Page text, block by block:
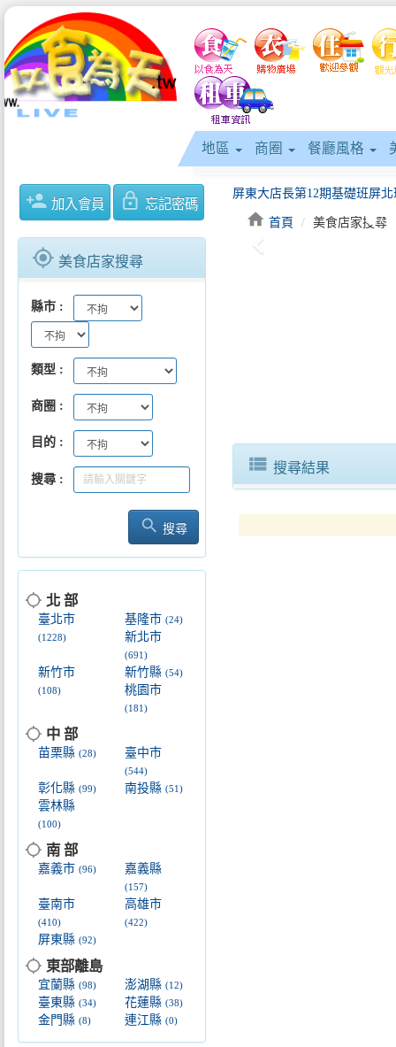
地區 商圈 餐廳風格
person_add 加入會員 lock_outline 忘記密碼
gps_fixed 美食店家搜尋
縣市
類型
商圈
目的
搜尋
search 搜尋
location_searching 北 部
臺北市
(1228)
基隆市(24)
新北市
(691)
新竹市
(108)
新竹縣(54)
桃園市
(181)
location_searching 中 部
苗栗縣 (28) 臺中市
(544)
彰化縣 (99) 南投縣(51)
雲林縣
(100)
location_searching 南 部
嘉義市 (96) 嘉義縣
(157)
臺南市
(410)
高雄市
(422)
屏東縣 (92)
location_searching 東部離島
宜蘭縣 (98) 澎湖縣(12)
臺東縣 (34) 花蓮縣(38)
金門縣 (8) 連江縣(0)
home 首頁 美食店家搜尋
keyboard_arrow_left
view_list 搜尋結果